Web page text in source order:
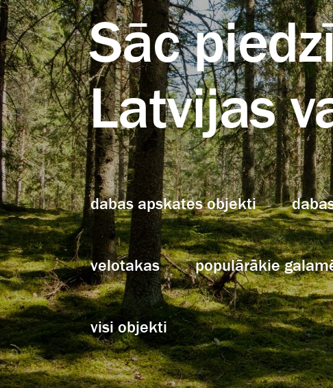
Sāc
Latvijas
dabas apskates objekti
velotakas populārākie
visi objekti